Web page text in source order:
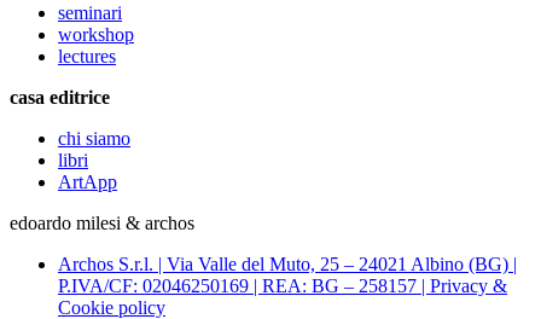
seminari
workshop
lectures
casa editrice
chi siamo
libri
ArtApp
edoardo milesi & archos
Archos S.r.l. | Via Valle del Muto, 25 – 24021 Albino (BG) |
P.IVA/CF: 02046250169 | REA: BG – 258157 | Privacy &
Cookie policy